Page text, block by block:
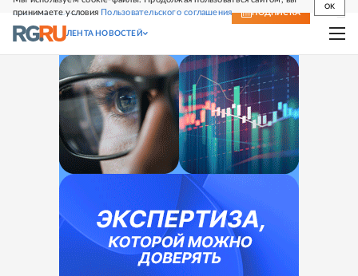
принимаете условия Пользовательского соглашения
OK
СВЕЖИЙ НОМЕР ПОДПИСКА
ЛЕНТА НОВОСТЕЙ